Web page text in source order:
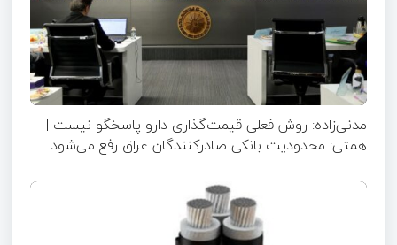
مدنی‌زاده: روش فعلی قیمت‌گذاری دارو پاسخگو نیست |
همتی: محدودیت بانکی صادرکنندگان عراق رفع می‌شود